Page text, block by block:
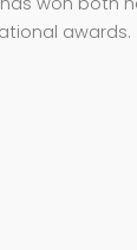
awards.